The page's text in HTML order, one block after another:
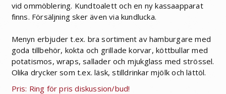
vid ommöblering. Kundtoalett och en ny kassaapparat
finns. Försäljning sker även via kundlucka.
Menyn erbjuder t.ex. bra sortiment av hamburgare med
goda tillbehör, kokta och grillade korvar, köttbullar med
potatismos, wraps, sallader och mjukglass med strössel.
Olika drycker som t.ex. läsk, stilldrinkar mjölk och lättöl.
Pris: Ring för pris diskussion/bud!